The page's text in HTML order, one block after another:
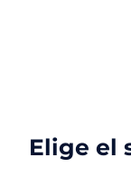
Elige el